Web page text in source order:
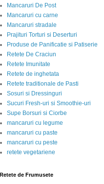
Mancaruri De Post
Mancaruri cu carne
Mancaruri stradale
Prajituri Torturi si Deserturi
Produse de Panificatie si Patiserie
Retete De Craciun
Retete Imunitate
Retete de inghetata
Retete traditionale de Pasti
Sosuri si Dressinguri
Sucuri Fresh-uri si Smoothie-uri
Supe Borsuri si Ciorbe
mancaruri cu legume
mancaruri cu paste
mancaruri cu peste
retete vegetariene
Retete de Frumusete